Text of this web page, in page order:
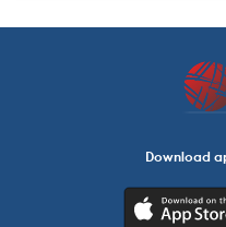
Download